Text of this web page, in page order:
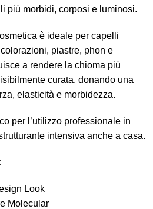
più morbidi, corposi e luminosi.
è ideale per capelli
piastre, phon e
a rendere la chioma più
curata, donando una
elasticità e morbidezza.
per l’utilizzo professionale in
intensiva anche a casa.
Look
Molecular